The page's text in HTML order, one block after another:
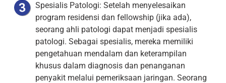
Spesialis Patologi: Setelah menyelesaikan
program residensi dan fellowship (jika ada),
seorang ahli patologi dapat menjadi spesialis
patologi. Sebagai spesialis, mereka memiliki
pengetahuan mendalam dan keterampilan
khusus dalam diagnosis dan penanganan
penyakit melalui pemeriksaan jaringan. Seorang